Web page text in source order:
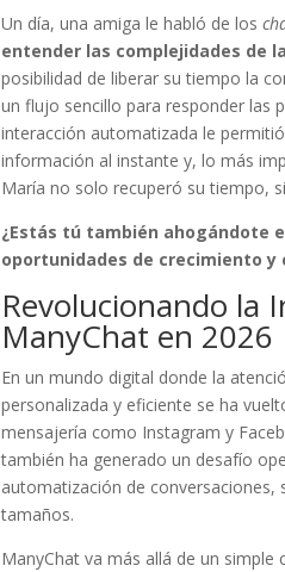
Un día, una amiga le habló de los
entender las complejidades de
posibilidad de liberar su tiempo la
un flujo sencillo para responder las
interacción automatizada le
información al instante y, lo más
María no solo recuperó su tiempo,
¿Estás tú también ahogándote
oportunidades de crecimiento y
Revolucionando la
ManyChat en 2026
En un mundo digital donde la
personalizada y eficiente se ha
mensajería como Instagram y
también ha generado un desafío
automatización de
tamaños.
ManyChat va más allá de un